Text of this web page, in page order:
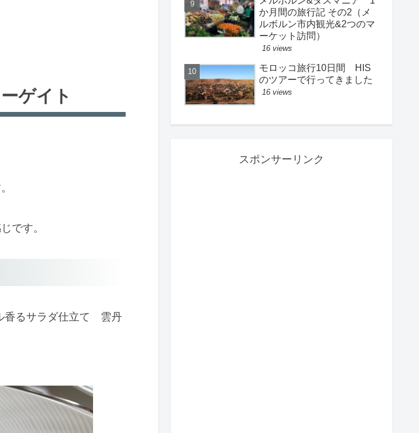
ゲイト
です。
香るサラダ仕立て 雲丹
か月間の旅行記 その2（メ
ルボルン市内観光&2つのマ
ーケット訪問）
16 views
モロッコ旅行10日間 HIS
のツアーで行ってきました
16 views
スポンサーリンク